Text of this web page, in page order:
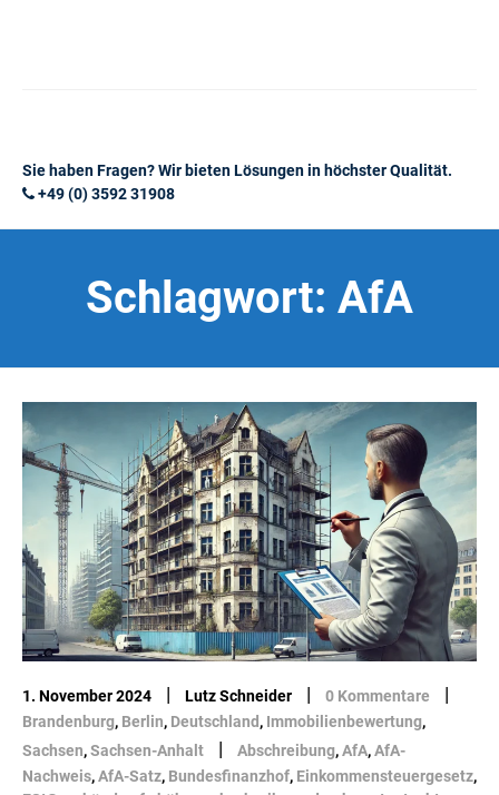
Sie haben Fragen? Wir bieten Lösungen in höchster Qualität.
+49 (0) 3592 31908
Schlagwort: AfA
1. November 2024 | Lutz Schneider | 0 Kommentare |
Brandenburg, Berlin, Deutschland , Immobilienbewertung,
Sachsen,Sachsen-Anhalt | Abschreibung,AfA,AfA-
Nachweis,AfA-Satz, Bundesfinanzhof, Einkommensteuergesetz,